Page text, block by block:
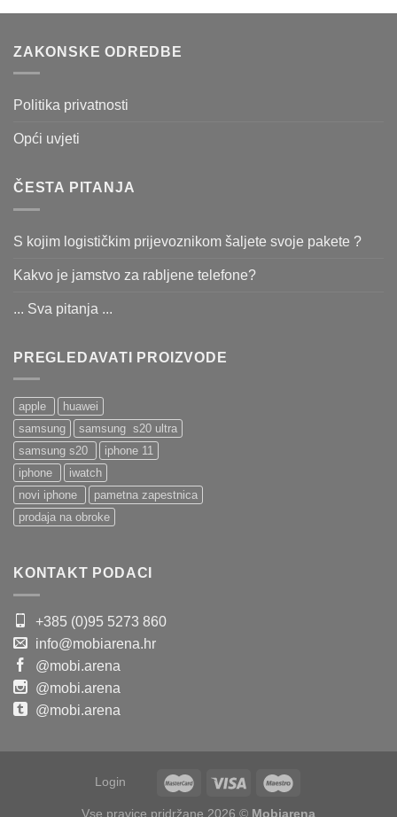
ZAKONSKE ODREDBE
Politika privatnosti
Opći uvjeti
ČESTA PITANJA
S kojim logističkim prijevoznikom šaljete svoje pakete ?
Kakvo je jamstvo za rabljene telefone?
... Sva pitanja ...
PREGLEDAVATI PROIZVODE
apple
huawei
samsung
samsung s20 ultra
samsung s20
iphone 11
iphone
iwatch
novi iphone
pametna zapestnica
prodaja na obroke
KONTAKT PODACI
+385 (0)95 5273 860
info@mobiarena.hr
@mobi.arena
@mobi.arena
@mobi.arena
Login
Vse pravice pridržane 2026 © Mobiarena